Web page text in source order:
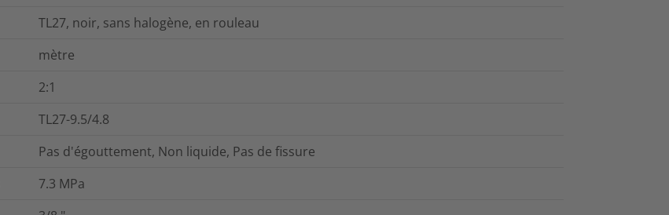
TL27, noir, sans halogène, en rouleau
mètre
2:1
TL27-9.5/4.8
Pas d'égouttement, Non liquide, Pas de fissure
7.3 MPa